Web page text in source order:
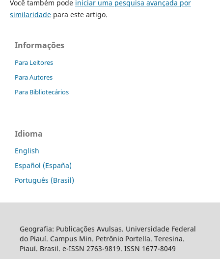
Você também pode iniciar uma pesquisa avançada por
similaridadepara este artigo.
Informações
Para Leitores
Para Autores
Para Bibliotecários
Idioma
English
Español (España)
Português (Brasil)
Geografia: Publicações Avulsas. Universidade Federal
do Piauí. Campus Min. Petrônio Portella. Teresina.
Piauí. Brasil. e-ISSN 2763-9819. ISSN 1677-8049